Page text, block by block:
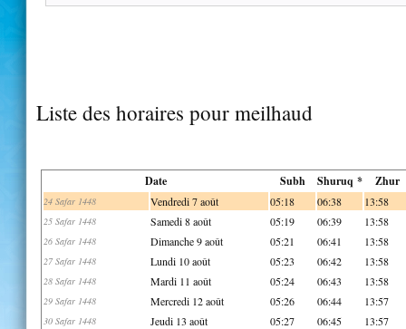
Liste des horaires pour meilhaud
Date Subh Shuruq * Zhur
24 Safar 1448 Vendredi 7 août 05:18 06:38 13:58
25 Safar 1448 Samedi 8 août 05:19 06:39 13:58
26 Safar 1448 Dimanche 9 août 05:21 06:41 13:58
27 Safar 1448 Lundi 10 août 05:23 06:42 13:58
28 Safar 1448 Mardi 11 août 05:24 06:43 13:58
29 Safar 1448 Mercredi 12 août 05:26 06:44 13:57
30 Safar 1448 Jeudi 13 août 05:27 06:45 13:57